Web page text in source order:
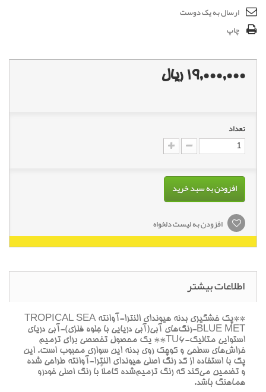
ارسال به یک دوست
چاپ
19,000,000 ریال
تعداد
افزودن به سبد خرید
افزودن به لیست دلخواه
اطلاعات بیشتر
**پک خشگيري بدنه هيونداي النترا-آوانته TROPICAL SEA
BLUE MET-رنگ‌هاي آبي(آبي دريايي با جلوه فلزي)-آبي درياي
استوايي متاليک-TU6** يک محصول تخصصي براي ترميم
خراش‌هاي سطحي و کوچک روي بدنه اين سواري محبوب است. اين
پک با استفاده از کد رنگ اصلي هيونداي النترا-آوانته طراحي شده
و تضمين مي‌کند که رنگ ترميم‌شده کاملاً با رنگ اصلي خودرو
هماهنگ باشد.